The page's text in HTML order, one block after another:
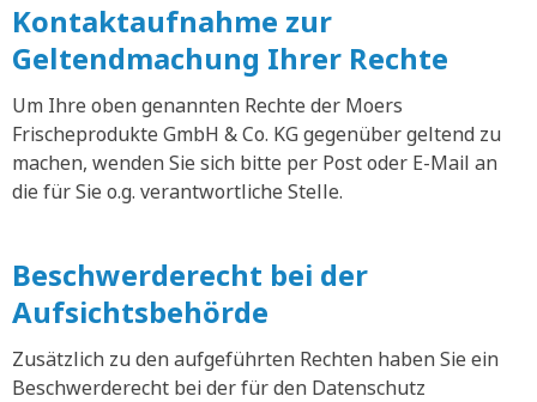
Kontaktaufnahme zur
Geltendmachung Ihrer Rechte
Um Ihre oben genannten Rechte der Moers
Frischeprodukte GmbH & Co. KG gegenüber geltend zu
machen, wenden Sie sich bitte per Post oder E-Mail an
die für Sie o.g. verantwortliche Stelle.
Beschwerderecht bei der
Aufsichtsbehörde
Zusätzlich zu den aufgeführten Rechten haben Sie ein
Beschwerderecht bei der für den Datenschutz